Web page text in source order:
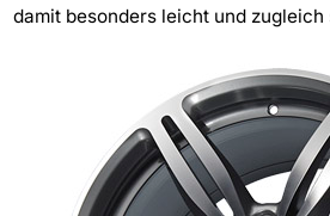
damit besonders leicht und